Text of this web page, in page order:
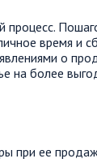
время и
о
на более
при ее